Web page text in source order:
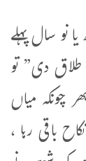
نو سال پہلے
طلاق دی” تو
چونکہ میاں
باقی رہا ،